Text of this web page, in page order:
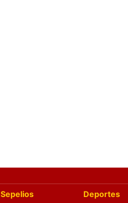
Sepelios
Deportes